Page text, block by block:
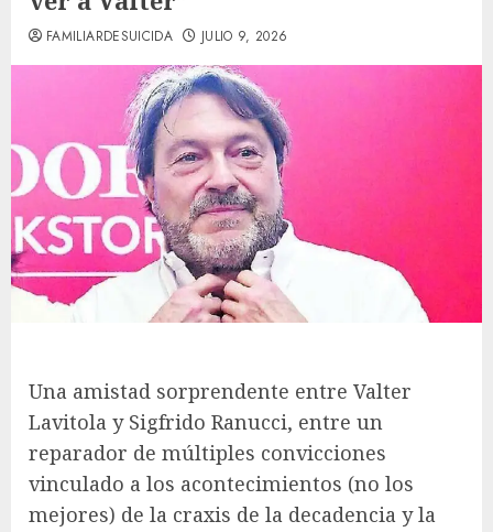
FAMILIARDESUICIDA JULIO 9, 2026
Una amistad sorprendente entre Valter
Lavitola y Sigfrido Ranucci, entre un
reparador de múltiples convicciones
vinculado a los acontecimientos (no los
mejores) de la craxis de la decadencia y la